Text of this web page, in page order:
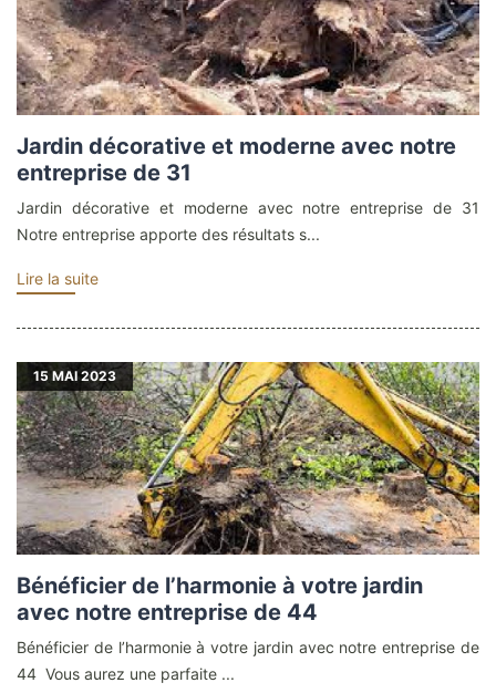
Jardin décorative et moderne avec notre
entreprise de 31
Jardin décorative et moderne avec notre entreprise de 31
Notre entreprise apporte des résultats s...
Lire la suite
15 MAI 2023
Bénéficier de l’harmonie à votre jardin
avec notre entreprise de 44
Bénéficier de l’harmonie à votre jardin avec notre entreprise de
44 Vous aurez une parfaite ...